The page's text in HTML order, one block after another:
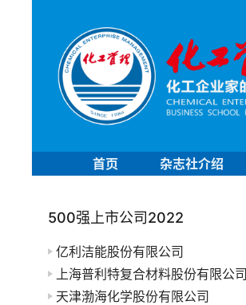
首页 杂志社介绍
500强上市公司2022
亿利洁能股份有限公司
上海普利特复合材料股份有限公司
天津渤海化学股份有限公司